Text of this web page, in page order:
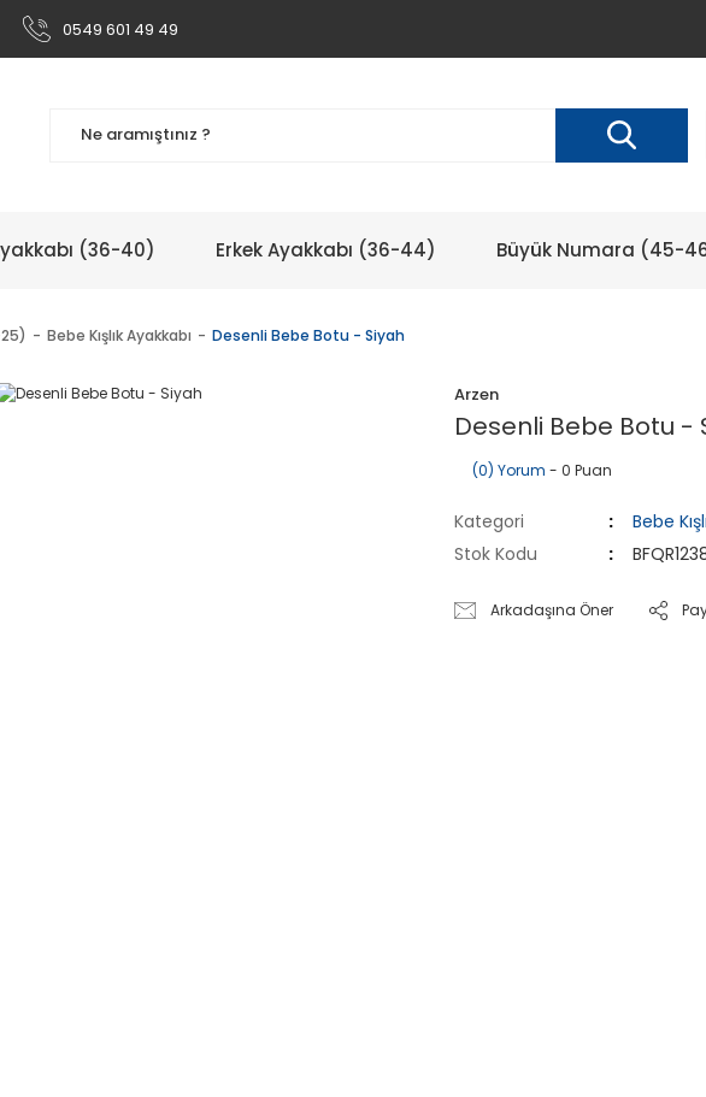
0549 601 49 49
(36-40) Erkek Ayakkabı (36-44) Büyük Numara (45-
Bebe Kışlık Ayakkabı Desenli Bebe Botu - Siyah
Arzen
Desenli Bebe Botu -
(0) Yorum - 0 Puan
Kategori
Bebe
Stok Kodu
Arkadaşına Öner